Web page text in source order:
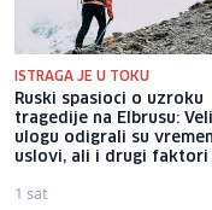
ISTRAGA JE U TOKU
Ruski spasioci o uzroku
tragedije na Elbrusu:
ulogu odigrali su
uslovi, ali i drugi faktori
1 sat